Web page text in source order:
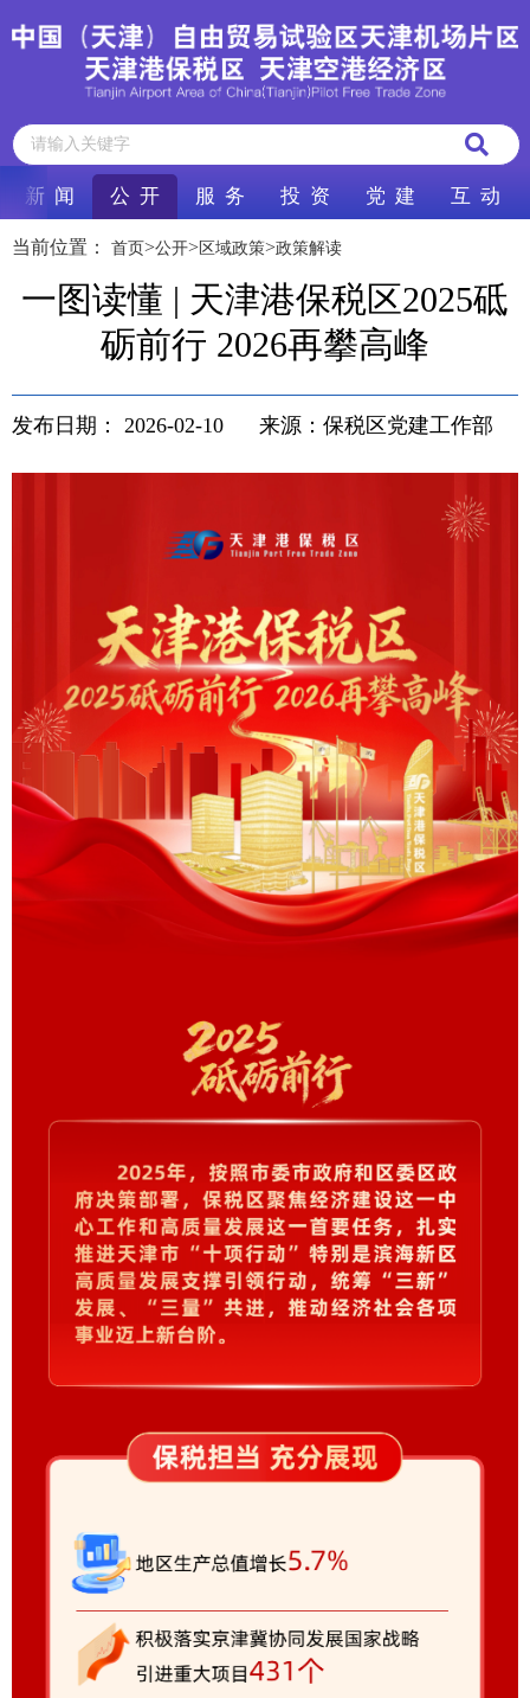
新 闻 公 开 服 务 投 资 党 建 互 动
当前位置： 首页>公开> 区域政策>政策解读
一图读懂 | 天津港保税区2025砥
砺前行 2026再攀高峰
发布日期： 2026-02-10 来源：保税区党建工作部